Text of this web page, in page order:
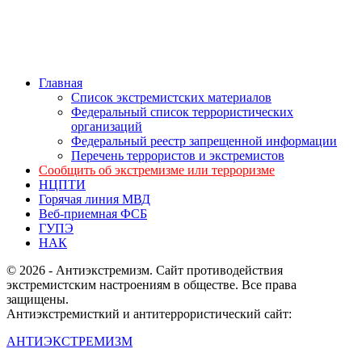
Главная
Список экстремистских материалов
Федеральный список террористических
организаций
Федеральный реестр запрещенной информации
Перечень террористов и экстремистов
Сообщить об экстремизме или терроризме
НЦПТИ
Горячая линия МВД
Веб-приемная ФСБ
ГУПЭ
НАК
© 2026 - Антиэкстремизм. Сайт противодействия
экстремистским настроениям в обществе. Все права
защищены.
Антиэкстремисткий и антитеррористический сайт:
АНТИЭКСТРЕМИЗМ